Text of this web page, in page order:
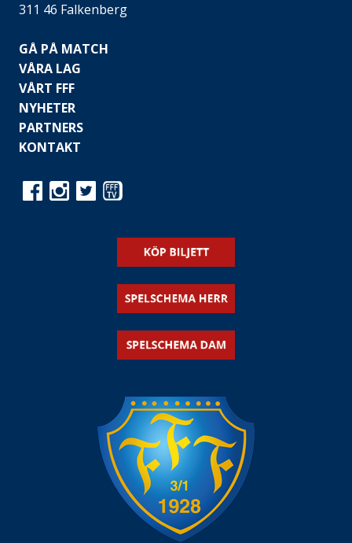
311 46 Falkenberg
GÅ PÅ MATCH
VÅRA LAG
VÅRT FFF
NYHETER
PARTNERS
KONTAKT